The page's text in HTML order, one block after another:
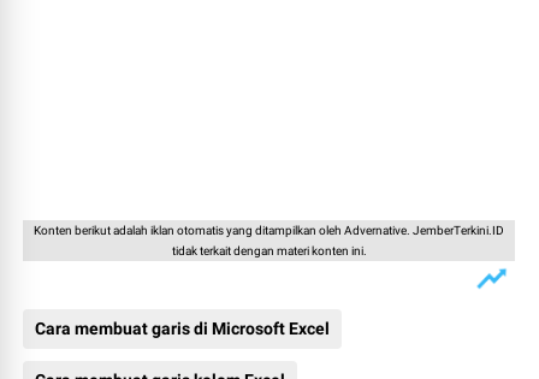
Konten berikut adalah iklan otomatis yang ditampilkan oleh Advernative. JemberTerkini.ID
tidak terkait dengan materi konten ini.
Cara membuat garis di Microsoft Excel